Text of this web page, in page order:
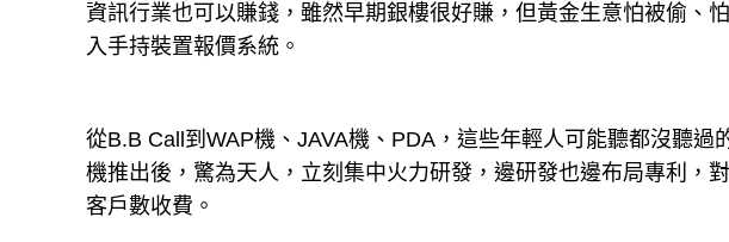
資訊行業也可以賺錢，雖然早期銀樓很好賺，但黃金生意怕被偷、
入手持裝置報價系統。
從B.B Call到WAP機、JAVA機、PDA，這些年輕人可能聽都沒聽
機推出後，驚為天人，立刻集中火力研發，邊研發也邊布局專利，
客戶數收費。